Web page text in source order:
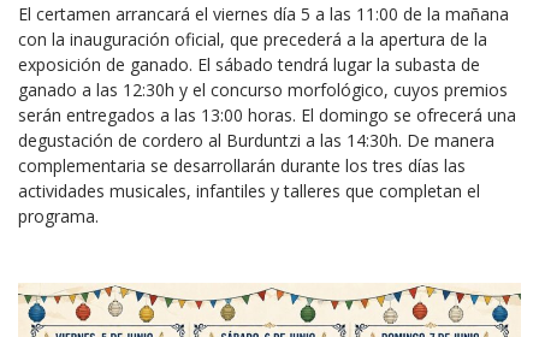
El certamen arrancará el viernes día 5 a las 11:00 de la mañana
con la inauguración oficial, que precederá a la apertura de la
exposición de ganado. El sábado tendrá lugar la subasta de
ganado a las 12:30h y el concurso morfológico, cuyos premios
serán entregados a las 13:00 horas. El domingo se ofrecerá una
degustación de cordero al Burduntzi a las 14:30h. De manera
complementaria se desarrollarán durante los tres días las
actividades musicales, infantiles y talleres que completan el
programa.